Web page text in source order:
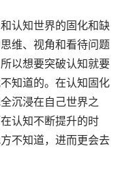
认知世界的固化和缺
维、视角和看待问题
以想要突破认知就要
知道的。在认知固化
沉浸在自己世界之
认知不断提升的时
不知道，进而更会去